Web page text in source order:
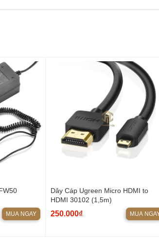
Pro từ Truyền Hữu
live autotune
QKZ63 Pro
MUA NGAY
Dây Cáp Ugreen Micro HDMI to
HDMI 30102 (1,5m)
250.000₫ MUA